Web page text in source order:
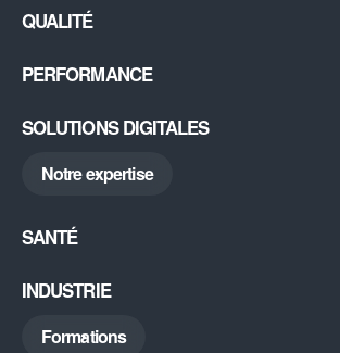
Radioprotection & Contrôles
Sécurité IRM
Radon
QUALITÉ
Certifications / Labellisation
PERFORMANCE
Excellence Opérationnelle
SOLUTIONS DIGITALES
ABGX
DiAG
Notre expertise
SANTÉ
Découvrir
INDUSTRIE
Découvrir
Formations